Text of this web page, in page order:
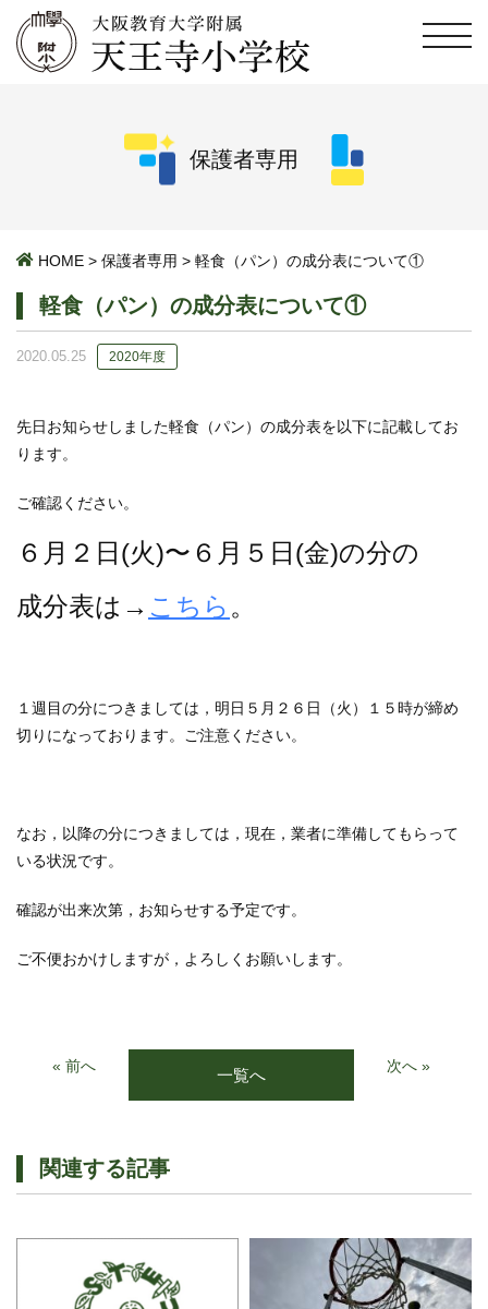
保護者専用
HOME > 保護者専用 > 軽食（パン）の成分表について①
軽食（パン）の成分表について①
2020.05.25 2020年度
先日お知らせしました軽食（パン）の成分表を以下に記載してお
ります。
ご確認ください。
６月２日(火)〜６月５日(金)の分の
成分表は→ こちら 。
１週目の分につきましては，明日５月２６日（火）１５時が締め
切りになっております。ご注意ください。
なお，以降の分につきましては，現在，業者に準備してもらって
いる状況です。
確認が出来次第，お知らせする予定です。
ご不便おかけしますが，よろしくお願いします。
« 前へ 一覧へ 次へ »
関連する記事